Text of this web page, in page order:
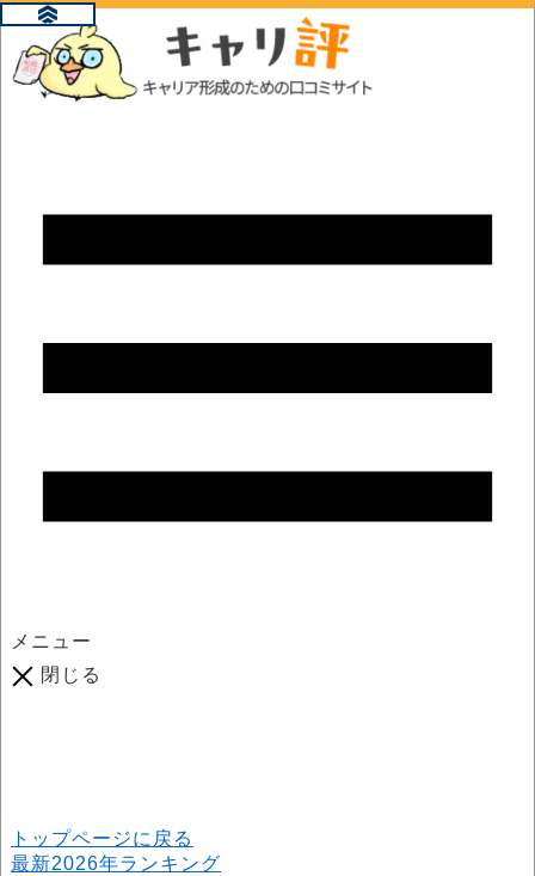
メニュー
閉じる
トップページに戻る
最新2026年ランキング